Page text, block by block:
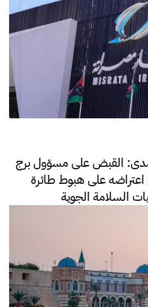
القبض على مسؤول برج
على هبوط طائرة
السلامة الجوية